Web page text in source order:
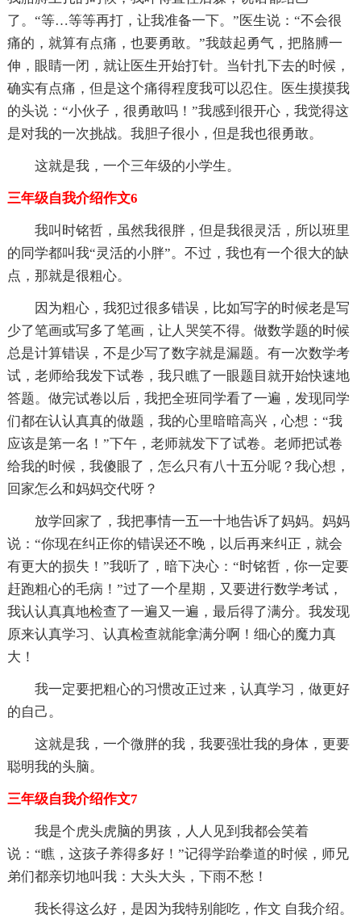
了。“等…等等再打，让我准备一下。”医生说：“不会很
痛的，就算有点痛，也要勇敢。”我鼓起勇气，把胳膊一
伸，眼睛一闭，就让医生开始打针。当针扎下去的时候，
确实有点痛，但是这个痛得程度我可以忍住。医生摸摸我
的头说：“小伙子，很勇敢吗！”我感到很开心，我觉得这
是对我的一次挑战。我胆子很小，但是我也很勇敢。
这就是我，一个三年级的小学生。
三年级自我介绍作文6
我叫时铭哲，虽然我很胖，但是我很灵活，所以班里
的同学都叫我“灵活的小胖”。不过，我也有一个很大的缺
点，那就是很粗心。
因为粗心，我犯过很多错误，比如写字的时候老是写
少了笔画或写多了笔画，让人哭笑不得。做数学题的时候
总是计算错误，不是少写了数字就是漏题。有一次数学考
试，老师给我发下试卷，我只瞧了一眼题目就开始快速地
答题。做完试卷以后，我把全班同学看了一遍，发现同学
们都在认认真真的做题，我的心里暗暗高兴，心想：“我
应该是第一名！”下午，老师就发下了试卷。老师把试卷
给我的时候，我傻眼了，怎么只有八十五分呢？我心想，
回家怎么和妈妈交代呀？
放学回家了，我把事情一五一十地告诉了妈妈。妈妈
说：“你现在纠正你的错误还不晚，以后再来纠正，就会
有更大的损失！”我听了，暗下决心：“时铭哲，你一定要
赶跑粗心的毛病！”过了一个星期，又要进行数学考试，
我认认真真地检查了一遍又一遍，最后得了满分。我发现
原来认真学习、认真检查就能拿满分啊！细心的魔力真
大！
我一定要把粗心的习惯改正过来，认真学习，做更好
的自己。
这就是我，一个微胖的我，我要强壮我的身体，更要
聪明我的头脑。
三年级自我介绍作文7
我是个虎头虎脑的男孩，人人见到我都会笑着
说：“瞧，这孩子养得多好！”记得学跆拳道的时候，师兄
弟们都亲切地叫我：大头大头，下雨不愁！
我长得这么好，是因为我特别能吃，作文 自我介绍。